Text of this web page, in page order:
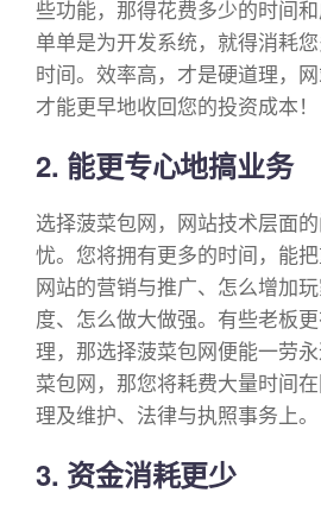
些功能，那得花费多少的时间
单单是为开发系统，就得消耗
时间。效率高，才是硬道理，
才能更早地收回您的投资成本！
2. 能更专心地搞业务
选择菠菜包网，网站技术层面
忧。您将拥有更多的时间，能
网站的营销与推广、怎么增加
度、怎么做大做强。有些老板
理，那选择菠菜包网便能一劳
菜包网，那您将耗费大量时间
理及维护、法律与执照事务上。
3. 资金消耗更少